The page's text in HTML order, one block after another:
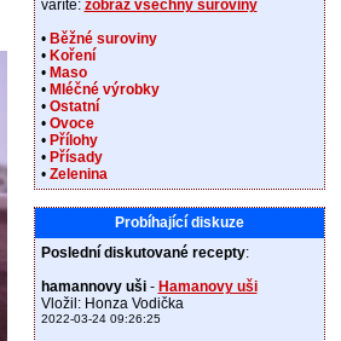
vaříte: zobraz všechny suroviny
• Běžné suroviny
• Koření
• Maso
• Mléčné výrobky
• Ostatní
• Ovoce
• Přílohy
• Přísady
• Zelenina
Probíhající diskuze
Poslední diskutované recepty:
hamannovy uši- Hamanovy uši
Vložil: Honza Vodička
2022-03-24 09:26:25